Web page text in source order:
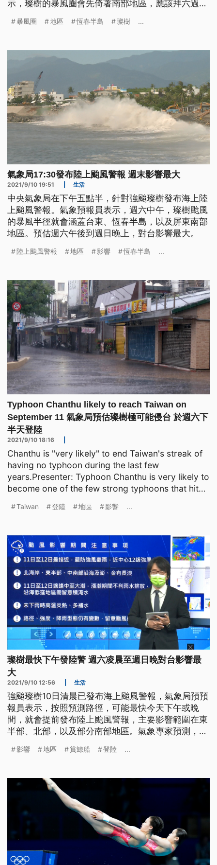
示，璨樹的暴風圈會先倚著南部地區，應該拜六過晝
暴風圈 地區 恆春半島 璨樹 ...
氣象局17:30發布陸上颱風警報 週末影響最大
2021/9/10 19:51 生活
中央氣象局在下午五點半，針對強颱璨樹發布海上陸
上颱風警報。氣象預報員表示，週六中午，璨樹颱風
的暴風半徑就會涵蓋台東、恆春半島，以及屏東南部
地區。預估週六午後到週日晚上，對台影響最大。
陸上颱風警報 地區 影響 恆春半島 ...
Typhoon Chanthu likely to reach Taiwan on
September 11 氣象局預估璨樹極可能侵台 於週六下
半天登陸
2021/9/10 18:16
Chanthu is "very likely" to end Taiwan's streak of
having no typhoon during the last few
years.Presenter: Typhoon Chanthu is very likely to
become one of the few strong typhoons that hit
Taiwan 登陸 地區 影響 ...
璨樹最快下午發陸警 週六凌晨至週日晚對台影響最
大
2021/9/10 12:56 生活
強颱璨樹10日清晨已發布海上颱風警報，氣象局預預
報員表示，按照預測路徑，可能最快今天下午或晚
間，就會提前發布陸上颱風警報，主要影響範圍在東
半部、北部，以及部分南部地區。氣象專家預測，璨
風會慢慢的一直延伸到北部，週六凌晨到週日晚上對
影響 地區 賞鯨船 登陸 ...